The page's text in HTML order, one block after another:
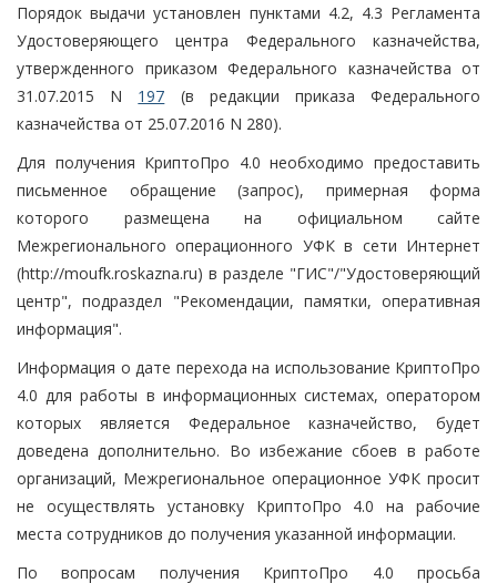
Порядок выдачи установлен пунктами 4.2, 4.3 Регламента
Удостоверяющего центра Федерального казначейства,
утвержденного приказом Федерального казначейства от
31.07.2015 N 197 (в редакции приказа Федерального
казначейства от 25.07.2016 N 280).
Для получения КриптоПро 4.0 необходимо предоставить
письменное обращение (запрос), примерная форма
которого размещена на официальном сайте
Межрегионального операционного УФК в сети Интернет
(http://moufk.roskazna.ru) в разделе "ГИС"/"Удостоверяющий
центр", подраздел "Рекомендации, памятки, оперативная
информация".
Информация о дате перехода на использование КриптоПро
4.0 для работы в информационных системах, оператором
которых является Федеральное казначейство, будет
доведена дополнительно. Во избежание сбоев в работе
организаций, Межрегиональное операционное УФК просит
не осуществлять установку КриптоПро 4.0 на рабочие
места сотрудников до получения указанной информации.
По вопросам получения КриптоПро 4.0 просьба